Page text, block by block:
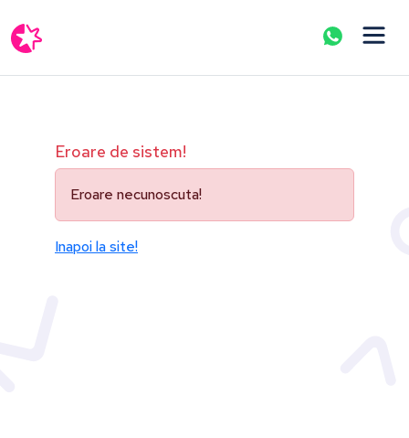
Eroare de sistem!
Eroare necunoscuta!
Inapoi la site!